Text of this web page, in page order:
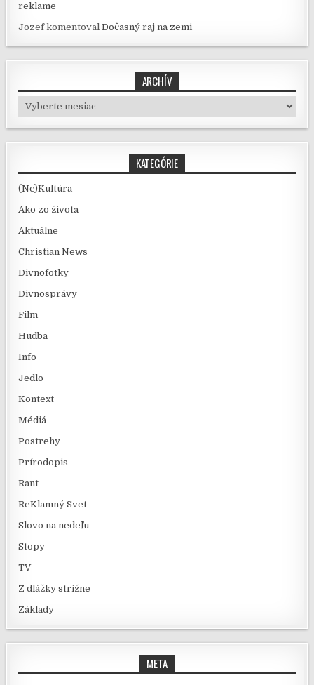
reklame
JozefkomentovalDočasný raj na zemi
ARCHÍV
Archív
KATEGÓRIE
(Ne)Kultúra
Ako zo života
Aktuálne
Christian News
Divnofotky
Divnosprávy
Film
Hudba
Info
Jedlo
Kontext
Médiá
Postrehy
Prírodopis
Rant
ReKlamný Svet
Slovo na nedeľu
Stopy
TV
Z dlážky strižne
Základy
META